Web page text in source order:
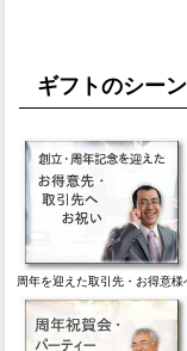
ギフトのシ
周年を迎えた取引先・お得意様